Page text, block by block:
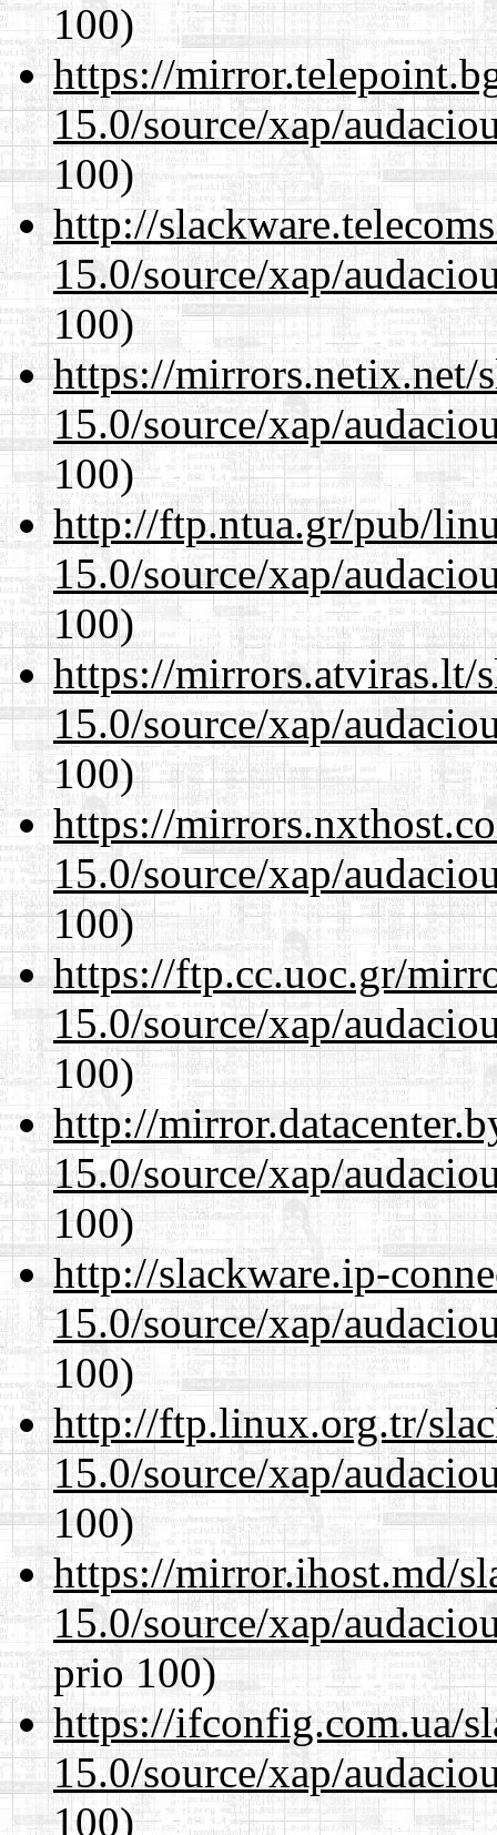
100)
https://
15.0/source/xap/
100)
http://
15.0/source/xap/
100)
https://mirrors.netix.net/
15.0/source/xap/
100)
http://ftp.ntua.gr/pub/
15.0/source/xap/
100)
https://mirrors.atviras.lt/
15.0/source/xap/
100)
https://
15.0/source/xap/
100)
https://ftp.cc.uoc.gr/
15.0/source/xap/
100)
http://
15.0/source/xap/
100)
http://slackware.ip-
15.0/source/xap/
100)
http://ftp.linux.org.tr/
15.0/source/xap/
100)
https://mirror.ihost.md/
15.0/source/xap/
prio 100)
https://ifconfig.com.ua/
15.0/source/xap/
100)